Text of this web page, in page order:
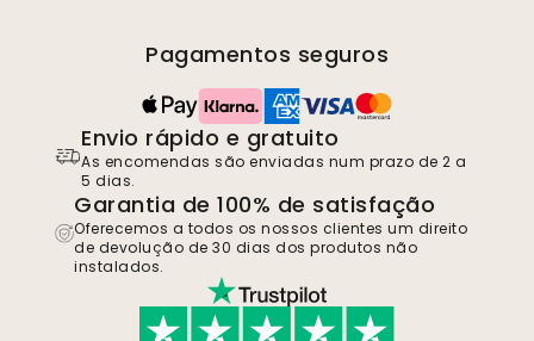
Pagamentos seguros
Envio rápido e gratuito
As encomendas são enviadas num prazo de 2 a
5 dias.
Garantia de 100% de satisfação
Oferecemos a todos os nossos clientes um direito
de devolução de 30 dias dos produtos não
instalados.